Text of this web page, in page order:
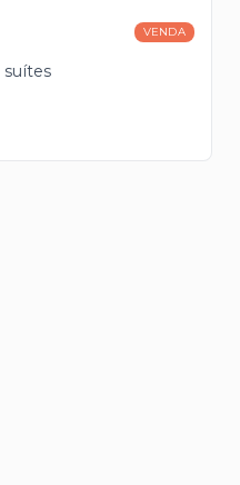
VENDA
suítes